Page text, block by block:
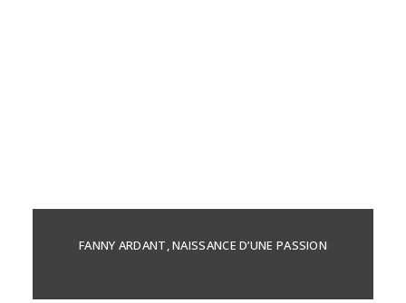
FANNY ARDANT, NAISSANCE D’UNE PASSION